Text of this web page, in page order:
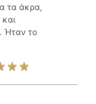
τα άκρα,
Ήταν το